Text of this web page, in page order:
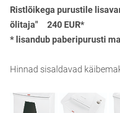
Ristlõikega purustile
õlitaja" 240 EUR*
* lisandub paberipurusti
Hinnad sisaldavad